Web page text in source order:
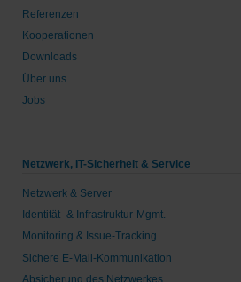
Referenzen
Kooperationen
Downloads
Über uns
Jobs
Netzwerk, IT-Sicherheit & Service
Netzwerk & Server
Identität- & Infrastruktur-Mgmt.
Monitoring & Issue-Tracking
Sichere E-Mail-Kommunikation
Absicherung des Netzwerkes